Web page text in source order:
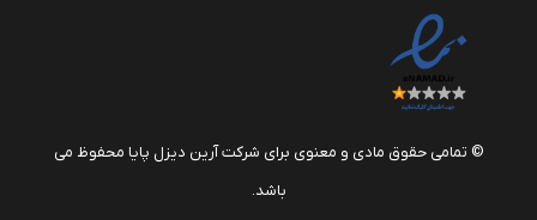
© تمامی حقوق مادی و معنوی برای شرکت آرین دیزل پایا محفوظ می
باشد.